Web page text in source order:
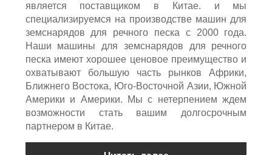
является поставщиком в Китае. и мы
специализируемся на производстве машин для
земснарядов для речного песка с 2000 года.
Наши машины для земснарядов для речного
песка имеют хорошее ценовое преимущество и
охватывают большую часть рынков Африки,
Ближнего Востока, Юго-Восточной Азии, Южной
Америки и Америки. Мы с нетерпением ждем
возможности стать вашим долгосрочным
партнером в Китае.